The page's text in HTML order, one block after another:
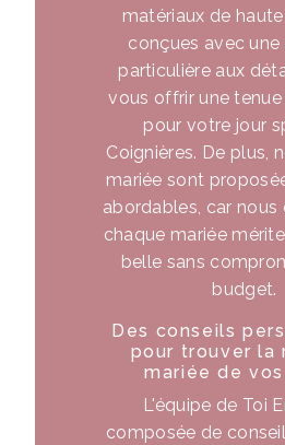
matériaux de
conçues avec
particulière aux
vous offrir une
pour votre jour
Coignières. De plus,
mariée sont
abordables, car nous
chaque mariée
belle sans
budget.
Des conseils
pour trouver la
mariée de
L'équipe de Toi
composée de